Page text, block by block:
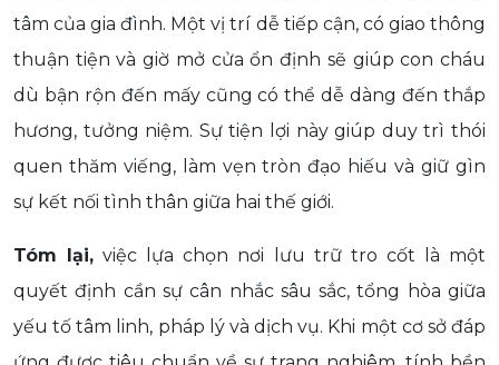
tâm của gia đình. Một vị trí dễ tiếp cận, có giao thông
thuận tiện và giờ mở cửa ổn định sẽ giúp con cháu
dù bận rộn đến mấy cũng có thể dễ dàng đến thắp
hương, tưởng niệm. Sự tiện lợi này giúp duy trì thói
quen thăm viếng, làm vẹn tròn đạo hiếu và giữ gìn
sự kết nối tình thân giữa hai thế giới.
Tóm lại, việc lựa chọn nơi lưu trữ tro cốt là một
quyết định cần sự cân nhắc sâu sắc, tổng hòa giữa
yếu tố tâm linh, pháp lý và dịch vụ. Khi một cơ sở đáp